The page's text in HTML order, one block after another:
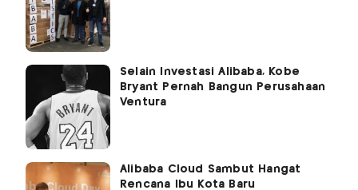
Selain Investasi Alibaba, Kobe
Bryant Pernah Bangun Perusahaan
Ventura
Alibaba Cloud Sambut Hangat
Rencana Ibu Kota Baru